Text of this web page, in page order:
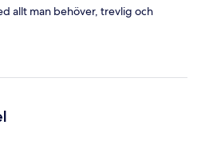
allt man behöver, trevlig och